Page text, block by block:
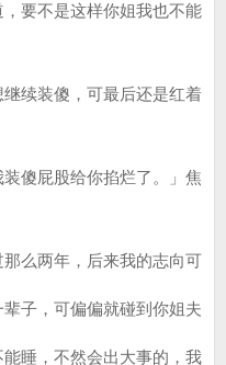
要不是这样你姐我也不能
续装傻，可最后还是红着
傻屁股给你掐烂了。」焦
么两年，后来我的志向可
子，可偏偏就碰到你姐夫
睡，不然会出大事的，我